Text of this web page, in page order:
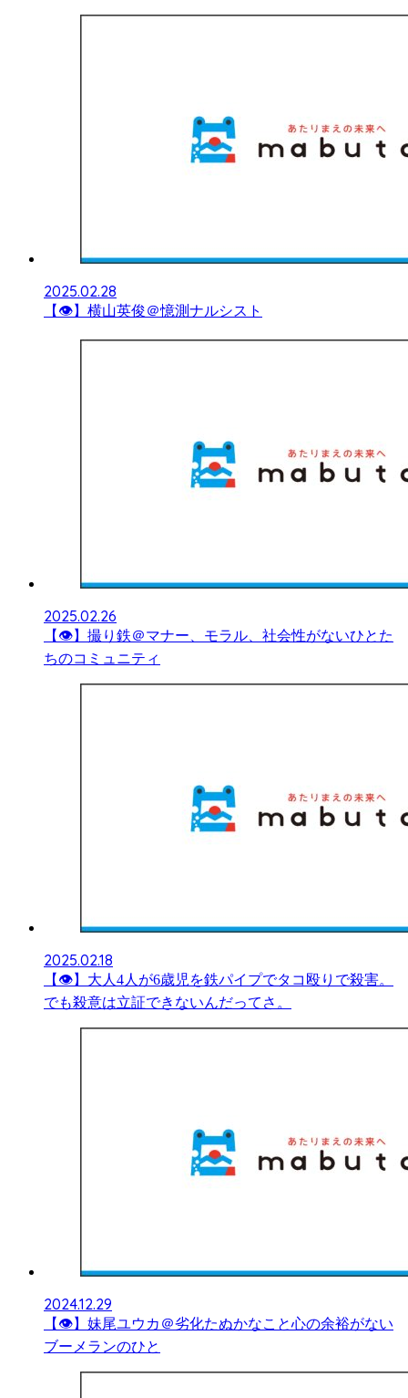
2025.02.28
【👁】横山英俊＠憶測ナルシスト
2025.02.26
【👁】撮り鉄＠マナー、モラル、社会性がないひとた
ちのコミュニティ
2025.02.18
【👁】大人4人が6歳児を鉄パイプでタコ殴りで殺害。
でも殺意は立証できないんだってさ。
2024.12.29
【👁】妹尾ユウカ＠劣化たぬかなこと心の余裕がない
ブーメランのひと